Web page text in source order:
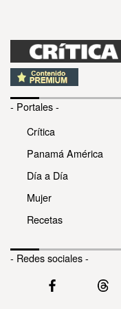
- Portales -
Crítica
Panamá América
Día a Día
Mujer
Recetas
- Redes sociales -